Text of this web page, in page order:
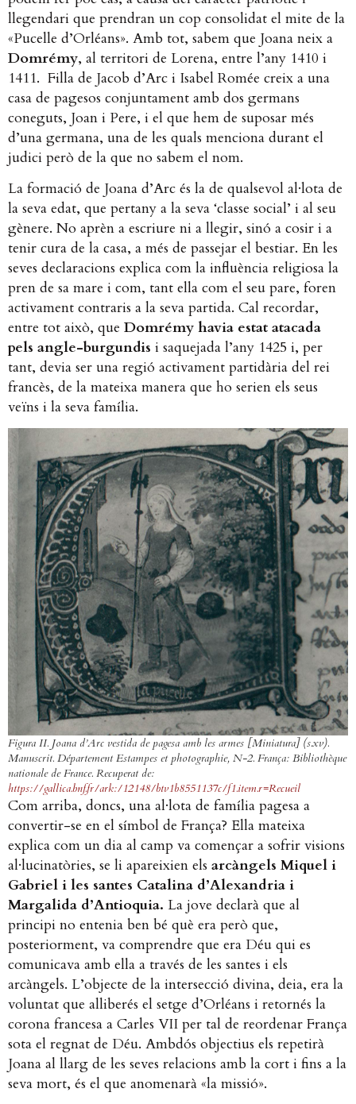
llegendari que prendran un cop consolidat el mite de la
«Pucelle d’Orléans». Amb tot, sabem que Joana neix a
Domrémy, al territori de Lorena, entre l’any 1410 i
1411. Filla de Jacob d’Arc i Isabel Romée creix a una
casa de pagesos conjuntament amb dos germans
coneguts, Joan i Pere, i el que hem de suposar més
d’una germana, una de les quals menciona durant el
judici però de la que no sabem el nom.
La formació de Joana d’Arc és la de qualsevol al·lota de
la seva edat, que pertany a la seva ‘classe social’ i al seu
gènere. No aprèn a escriure ni a llegir, sinó a cosir i a
tenir cura de la casa, a més de passejar el bestiar. En les
seves declaracions explica com la influència religiosa la
pren de sa mare i com, tant ella com el seu pare, foren
activament contraris a la seva partida. Cal recordar,
entre tot això, que Domrémy havia estat atacada
pels angle-burgundis i saquejada l’any 1425 i, per
tant, devia ser una regió activament partidària del rei
francès, de la mateixa manera que ho serien els seus
veïns i la seva família.
Figura II. Joana d’Arc vestida de pagesa amb les armes [Miniatura] (s.xv).
Manuscrit. Département Estampes et photographie, N-2. França: Bibliothèque
nationale de France. Recuperat de:
https://gallica.bnf.fr/ark:/12148/btv1b8551137c/f1.item.r=Recueil
Com arriba, doncs, una al·lota de família pagesa a
convertir-se en el símbol de França? Ella mateixa
explica com un dia al camp va començar a sofrir visions
al·lucinatòries, se li apareixien els arcàngels Miquel i
Gabriel i les santes Catalina d’Alexandria i
Margalida d’Antioquia. La jove declarà que al
principi no entenia ben bé què era però que,
posteriorment, va comprendre que era Déu qui es
comunicava amb ella a través de les santes i els
arcàngels. L’objecte de la intersecció divina, deia, era la
voluntat que alliberés el setge d’Orléans i retornés la
corona francesa a Carles VII per tal de reordenar França
sota el regnat de Déu. Ambdós objectius els repetirà
Joana al llarg de les seves relacions amb la cort i fins a la
seva mort, és el que anomenarà «la missió».